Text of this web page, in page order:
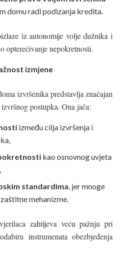
domu radi podizanja kredita.
iz autonomije volje dužnika i
opterećivanje nepokretnosti.
izmjene
izvršenika predstavlja značajan
postupka. Ona jača:
između cilja izvršenja i
kao osnovnog uvjeta
standardima , jer mnoge
mehanizme.
zahtijeva veću pažnju pri
instrumenata obezbjeđenja